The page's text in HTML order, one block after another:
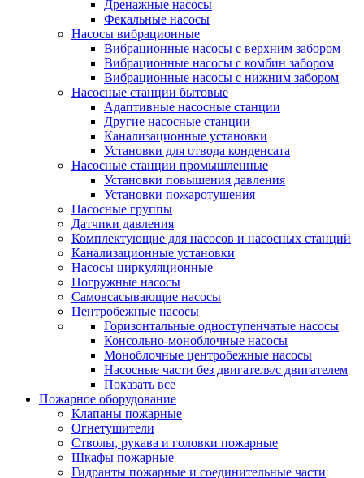
Дренажные насосы
Фекальные насосы
Насосы вибрационные
Вибрационные насосы с верхним забором
Вибрационные насосы с комбин забором
Вибрационные насосы с нижним забором
Насосные станции бытовые
Адаптивные насосные станции
Другие насосные станции
Канализационные установки
Установки для отвода конденсата
Насосные станции промышленные
Установки повышения давления
Установки пожаротушения
Насосные группы
Датчики давления
Комплектующие для насосов и насосных станций
Канализационные установки
Насосы циркуляционные
Погружные насосы
Самовсасывающие насосы
Центробежные насосы
Горизонтальные одноступенчатые насосы
Консольно-моноблочные насосы
Моноблочные центробежные насосы
Насосные части без двигателя/с двигателем
Показать все
Пожарное оборудование
Клапаны пожарные
Огнетушители
Стволы, рукава и головки пожарные
Шкафы пожарные
Гидранты пожарные и соединительные части